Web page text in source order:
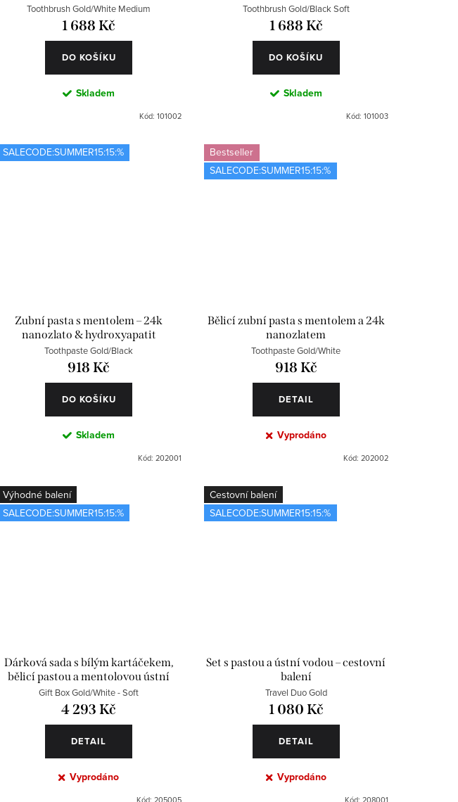
Toothbrush Gold/White Medium
1 688 Kč
DO KOŠÍKU
Skladem
Kód: 101002
Toothbrush Gold/Black Soft
1 688 Kč
DO KOŠÍKU
Skladem
Kód: 101003
SALECODE:SUMMER15:15:%
Zubní pasta s mentolem – 24k
nanozlato & hydroxyapatit
Toothpaste Gold/Black
918 Kč
DO KOŠÍKU
Skladem
Kód: 202001
Bestseller
SALECODE:SUMMER15:15:%
Bělicí zubní pasta s mentolem a 24k
nanozlatem
Toothpaste Gold/White
918 Kč
DETAIL
Vyprodáno
Kód: 202002
Výhodné balení
SALECODE:SUMMER15:15:%
Dárková sada s bílým kartáčekem,
bělicí pastou a mentolovou ústní
vodou
Gift Box Gold/White - Soft
4 293 Kč
DETAIL
Vyprodáno
Cestovní balení
SALECODE:SUMMER15:15:%
Set s pastou a ústní vodou – cestovní
balení
Travel Duo Gold
1 080 Kč
DETAIL
Vyprodáno